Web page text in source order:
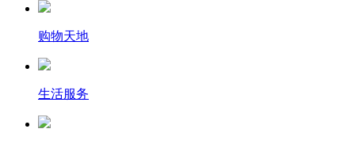
购物天地
生活服务